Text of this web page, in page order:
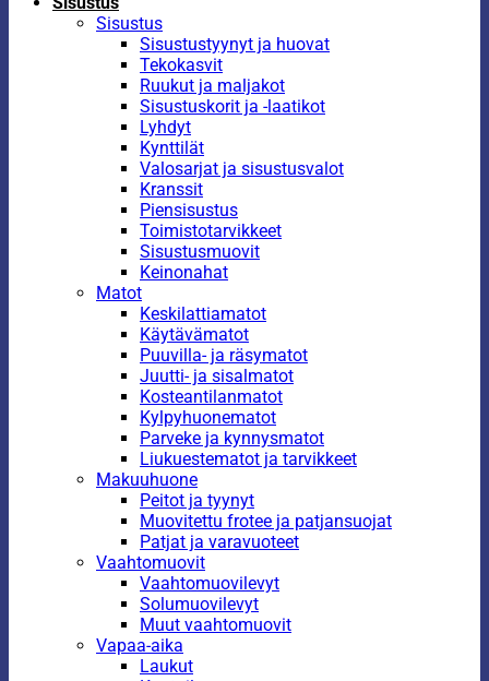
Sisustus
Sisustustyynyt ja huovat
Tekokasvit
Ruukut ja maljakot
Sisustuskorit ja -laatikot
Lyhdyt
Kynttilät
Valosarjat ja sisustusvalot
Kranssit
Piensisustus
Toimistotarvikkeet
Sisustusmuovit
Keinonahat
Matot
Keskilattiamatot
Käytävämatot
Puuvilla- ja räsymatot
Juutti- ja sisalmatot
Kosteantilanmatot
Kylpyhuonematot
Parveke ja kynnysmatot
Liukuestematot ja tarvikkeet
Makuuhuone
Peitot ja tyynyt
Muovitettu frotee ja patjansuojat
Patjat ja varavuoteet
Vaahtomuovit
Vaahtomuovilevyt
Solumuovilevyt
Muut vaahtomuovit
Vapaa-aika
Laukut